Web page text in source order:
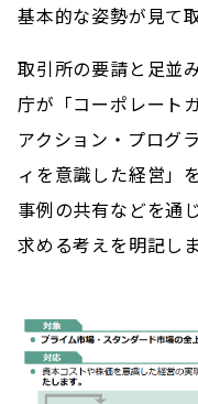
基本的な姿勢が見て取
取引所の要請と足並
庁が「コーポレート
アクション・プログ
ィを意識した経営」
事例の共有などを通
求める考えを明記し